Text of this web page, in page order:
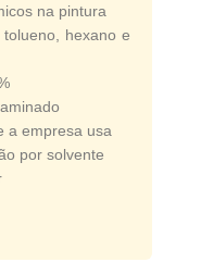
na pintura
hexano e
a empresa usa
por solvente